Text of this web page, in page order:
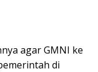
agar GMNI ke
di